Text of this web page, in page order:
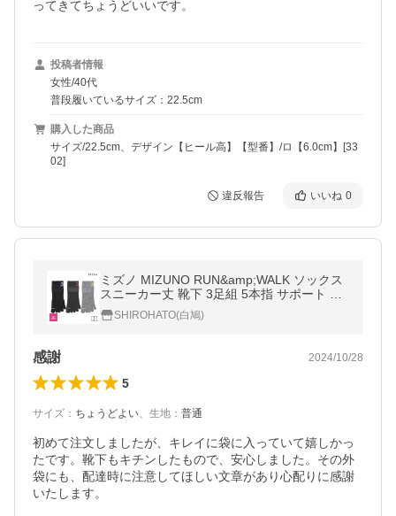
ってきてちょうどいいです。
投稿者情報
女性/40代
普段履いているサイズ：22.5cm
購入した商品
サイズ/22.5cm、デザイン【ヒール高】【型番】/ロ【6.0cm】[33
02]
違反報告 いいね 0
ミズノ MIZUNO RUN&amp;WALK ソックス
スニーカー丈 靴下 3足組 5本指 サポート ス
ポーツ レディース 23-25cm
SHIROHATO(白鳩)
感謝 2024/10/28
5
サイズ ： ちょうどよい、 生地 ： 普通
初めて注文しましたが、キレイに袋に入っていて嬉しかっ
たです。靴下もキチンしたもので、安心しました。その外
袋にも、配達時に注意してほしい文章があり心配りに感謝
いたします。